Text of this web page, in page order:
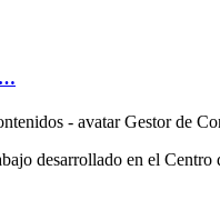
Gestor de
desarrollado en el